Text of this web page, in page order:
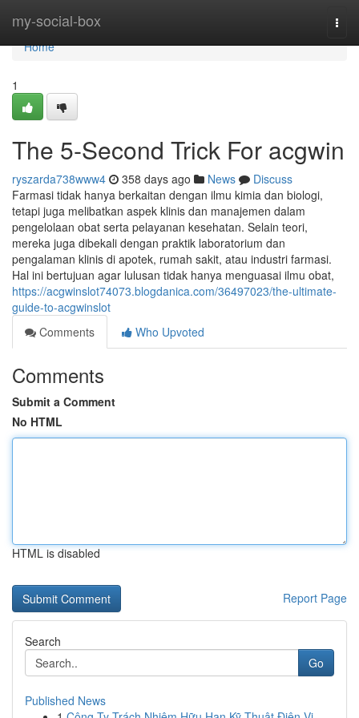
my-social-box
Home
Home
1
The 5-Second Trick For acgwin
ryszarda738www4 358 days ago News
Discuss
Farmasi tidak hanya berkaitan dengan ilmu kimia dan biologi,
tetapi juga melibatkan aspek klinis dan manajemen dalam
pengelolaan obat serta pelayanan kesehatan. Selain teori,
mereka juga dibekali dengan praktik laboratorium dan
pengalaman klinis di apotek, rumah sakit, atau industri farmasi.
Hal ini bertujuan agar lulusan tidak hanya menguasai ilmu obat,
https://acgwinslot74073.blogdanica.com/36497023/the-ultimate-
guide-to-acgwinslot
Comments
Who Upvoted
Comments
Submit a Comment
No HTML
HTML is disabled
Report Page
Search
Go
Published News